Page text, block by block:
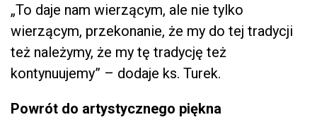
„To daje nam wierzącym, ale nie tylko
wierzącym, przekonanie, że my do tej tradycji
też należymy, że my tę tradycję też
kontynuujemy” – dodaje ks. Turek.
Powrót do artystycznego piękna